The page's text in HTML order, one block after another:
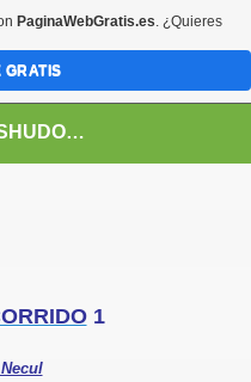
KARATE DO SHUDOKAN INTERNATIONAL
1
PaginaWebGratis.es. ¿Quieres
GRATIS